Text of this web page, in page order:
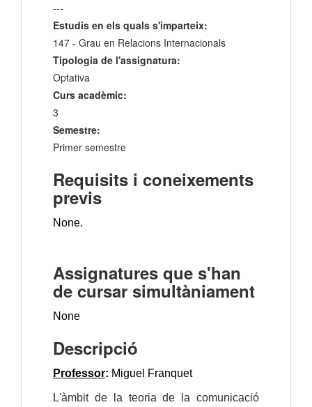
---
Estudis en els quals s'imparteix:
147 - Grau en Relacions Internacionals
Tipologia de l'assignatura:
Optativa
Curs acadèmic:
3
Semestre:
Primer semestre
Requisits i coneixements
previs
None.
Assignatures que s'han
de cursar simultàniament
None
Descripció
Professor: Miguel Franquet
L'àmbit de la teoria de la comunicació